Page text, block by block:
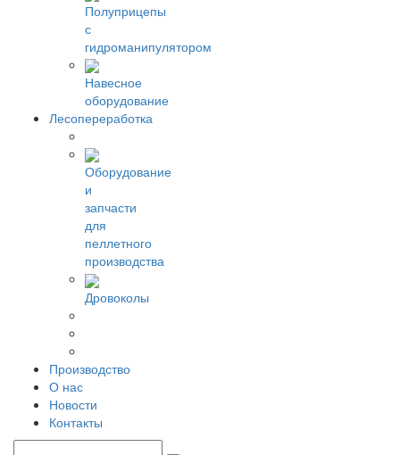
Полуприцепы
с
гидроманипулятором
Навесное
оборудование
Лесопереработка
Оборудование
и
запчасти
для
пеллетного
производства
Дровоколы
Производство
О нас
Новости
Контакты